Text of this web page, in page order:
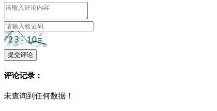
提交评论
评论记录：
未查询到任何数据！